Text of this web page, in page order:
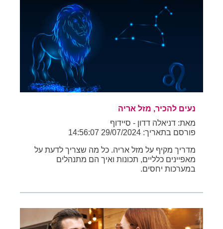
נעים להכיר, מזל אריה
מאת: דניאלה דדון - סיידוף
פורסם בתאריך: 29/07/2024 14:56:07
מדריך מקיף על מזל אריה. כל מה שצריך לדעת על
מאפיינים כלליים, תכונות ואיך הם מתנהלים
במערכות יחסים.